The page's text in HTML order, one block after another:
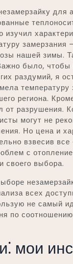
замерзания
нашей зимы.
было,
раздумий, я
региона.
разрушения.
могут не
Но цена и
взвесив
с
своего выбора.
всех
не самый
по
мои